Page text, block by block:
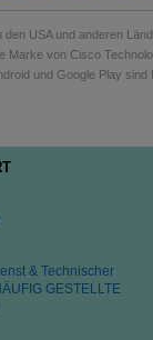
den USA und anderen
Marke von Cisco
und Google Play
& Technischer
GESTELLTE